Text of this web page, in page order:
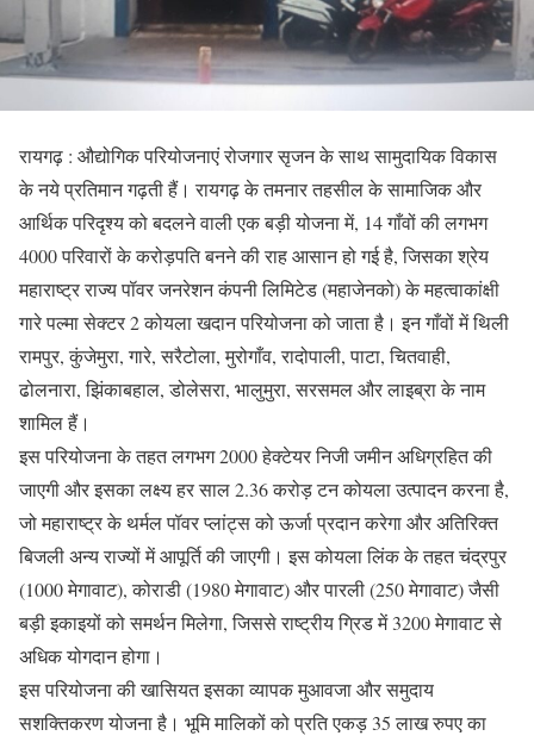
रायगढ़ : औद्योगिक परियोजनाएं रोजगार सृजन के साथ सामुदायिक विकास
के नये प्रतिमान गढ़ती हैं। रायगढ़ के तमनार तहसील के सामाजिक और
आर्थिक परिदृश्य को बदलने वाली एक बड़ी योजना में, 14 गाँवों की लगभग
4000 परिवारों के करोड़पति बनने की राह आसान हो गई है, जिसका श्रेय
महाराष्ट्र राज्य पॉवर जनरेशन कंपनी लिमिटेड (महाजेनको) के महत्वाकांक्षी
गारे पल्मा सेक्टर 2 कोयला खदान परियोजना को जाता है। इन गाँवों में थिली
रामपुर, कुंजेमुरा, गारे, सरैटोला, मुरोगाँव, रादोपाली, पाटा, चितवाही,
ढोलनारा, झिंकाबहाल, डोलेसरा, भालुमुरा, सरसमल और लाइब्रा के नाम
शामिल हैं।
इस परियोजना के तहत लगभग 2000 हेक्टेयर निजी जमीन अधिग्रहित की
जाएगी और इसका लक्ष्य हर साल 2.36 करोड़ टन कोयला उत्पादन करना है,
जो महाराष्ट्र के थर्मल पॉवर प्लांट्स को ऊर्जा प्रदान करेगा और अतिरिक्त
बिजली अन्य राज्यों में आपूर्ति की जाएगी। इस कोयला लिंक के तहत चंद्रपुर
(1000 मेगावाट), कोराडी (1980 मेगावाट) और पारली (250 मेगावाट) जैसी
बड़ी इकाइयों को समर्थन मिलेगा, जिससे राष्ट्रीय ग्रिड में 3200 मेगावाट से
अधिक योगदान होगा।
इस परियोजना की खासियत इसका व्यापक मुआवजा और समुदाय
सशक्तिकरण योजना है। भूमि मालिकों को प्रति एकड़ 35 लाख रुपए का